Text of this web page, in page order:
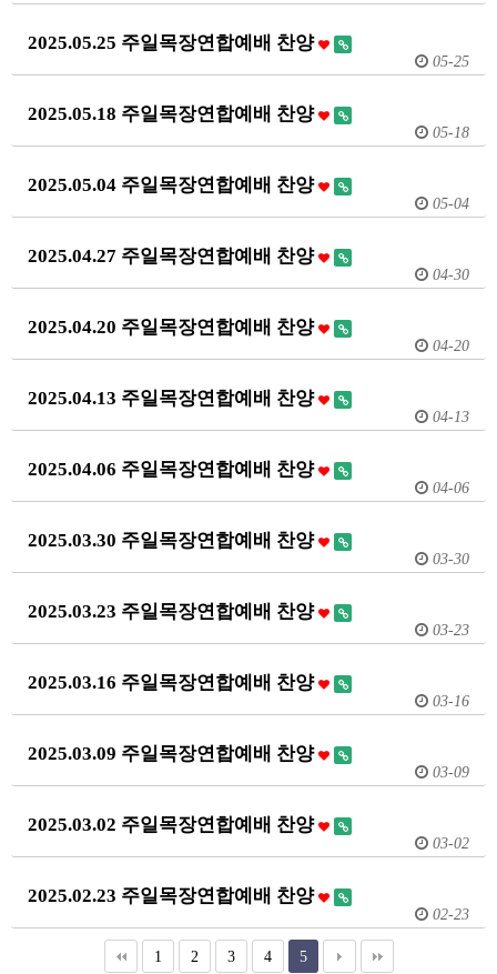
2025.05.25 주일목장연합예배 찬양
05-25
2025.05.18 주일목장연합예배 찬양
05-18
2025.05.04 주일목장연합예배 찬양
05-04
2025.04.27 주일목장연합예배 찬양
04-30
2025.04.20 주일목장연합예배 찬양
04-20
2025.04.13 주일목장연합예배 찬양
04-13
2025.04.06 주일목장연합예배 찬양
04-06
2025.03.30 주일목장연합예배 찬양
03-30
2025.03.23 주일목장연합예배 찬양
03-23
2025.03.16 주일목장연합예배 찬양
03-16
2025.03.09 주일목장연합예배 찬양
03-09
2025.03.02 주일목장연합예배 찬양
03-02
2025.02.23 주일목장연합예배 찬양
02-23
1 2 3 4 5